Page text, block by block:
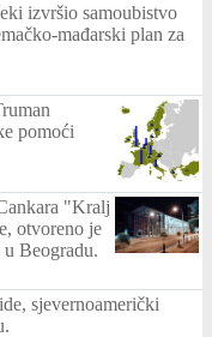
izvršio samoubistvo
mađarski plan za
pomoći
"Kralj
otvoreno je
Beogradu.
sjevernoamerički